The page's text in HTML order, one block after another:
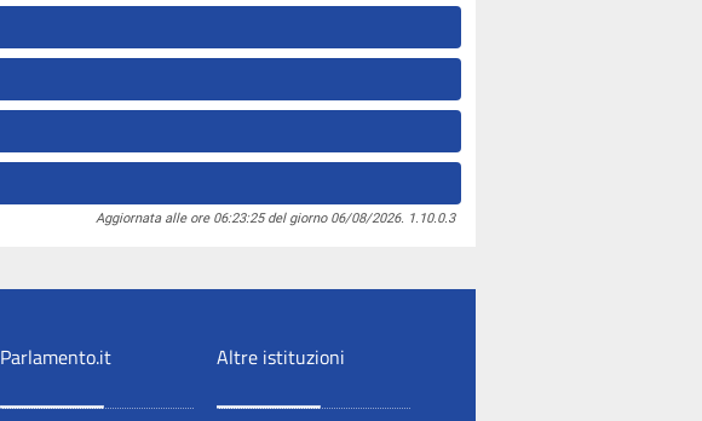
Aggiornata alle ore 06:23:25 del giorno 06/08/2026. 1.10.0.3
Parlamento.it Altre istituzioni